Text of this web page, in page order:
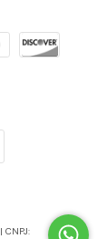
CNPJ: